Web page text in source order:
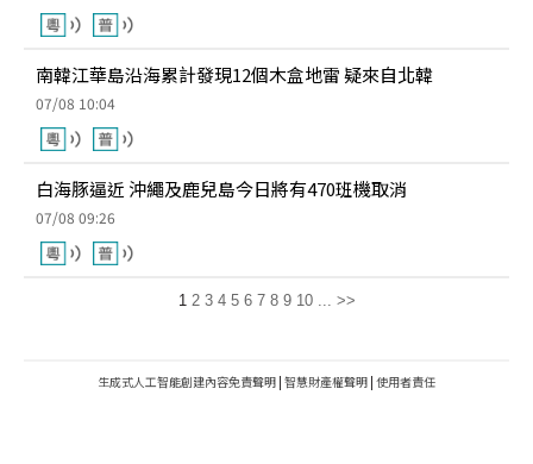
南韓江華島沿海累計發現12個木盒地雷 疑來自北韓
07/08 10:04
白海豚逼近 沖繩及鹿兒島今日將有470班機取消
07/08 09:26
1 2 3 4 5 6 7 8 9 10 ... >>
生成式人工智能創建內容免責聲明 | 智慧財產權聲明 | 使用者責任